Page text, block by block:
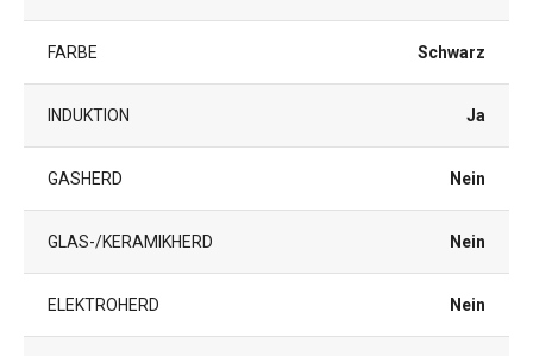
FARBE Schwarz
INDUKTION Ja
GASHERD Nein
GLAS-/KERAMIKHERD Nein
ELEKTROHERD Nein